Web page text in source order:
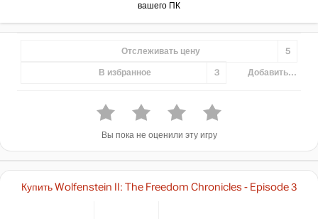
вашего ПК
Отслеживать цену 5
В избранное 3 Добавить...
Вы пока не оценили эту игру
Купить Wolfenstein II: The Freedom Chronicles - Episode 3